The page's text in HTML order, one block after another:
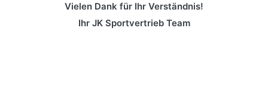
Vielen Dank für Ihr Verständnis!
Ihr JK Sportvertrieb Team